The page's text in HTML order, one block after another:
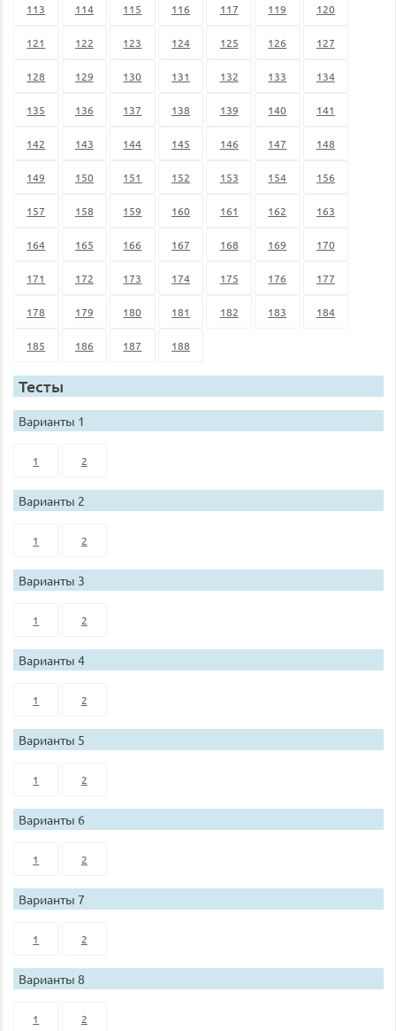
113 114 115 116 117 119 120
121 122 123 124 125 126 127
128 129 130 131 132 133 134
135 136 137 138 139 140 141
142 143 144 145 146 147 148
149 150 151 152 153 154 156
157 158 159 160 161 162 163
164 165 166 167 168 169 170
171 172 173 174 175 176 177
178 179 180 181 182 183 184
185 186 187 188
Тесты
Варианты 1
1 2
Варианты 2
1 2
Варианты 3
1 2
Варианты 4
1 2
Варианты 5
1 2
Варианты 6
1 2
Варианты 7
1 2
Варианты 8
1 2